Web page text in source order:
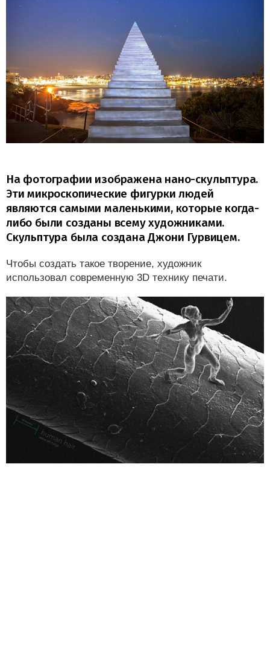
На фотографии изображена нано-скульптура.
Эти микроскопические фигурки людей
являются самыми маленькими, которые когда-
либо были созданы всему художниками.
Скульптура была создана Джони Гурвицем.
Чтобы создать такое творение, художник
использовал современную 3D технику печати.